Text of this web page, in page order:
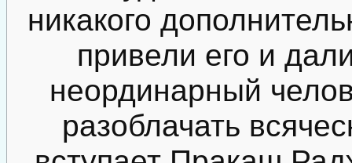
никакого
привели его и
неординарный
разоблачать